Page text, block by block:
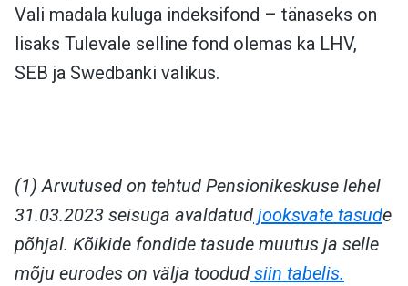
Vali madala kuluga indeksifond – tänaseks on
lisaks Tulevale selline fond olemas ka LHV,
SEB ja Swedbanki valikus.
(1) Arvutused on tehtud Pensionikeskuse lehel
31.03.2023 seisuga avaldatud jooksvate tasude
põhjal. Kõikide fondide tasude muutus ja selle
mõju eurodes on välja toodud siin tabelis.